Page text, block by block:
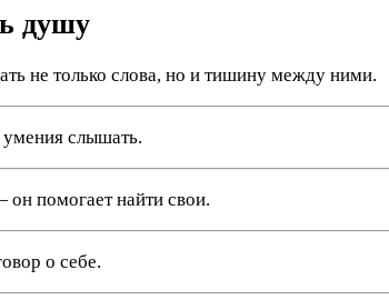
душу
не только слова, но и тишину между ними.
слышать.
он помогает найти свои.
о себе.